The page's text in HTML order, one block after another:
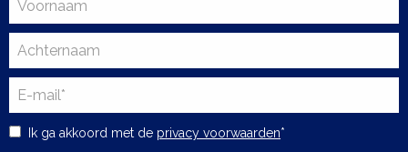
Ik ga akkoord met de privacy voorwaarden*